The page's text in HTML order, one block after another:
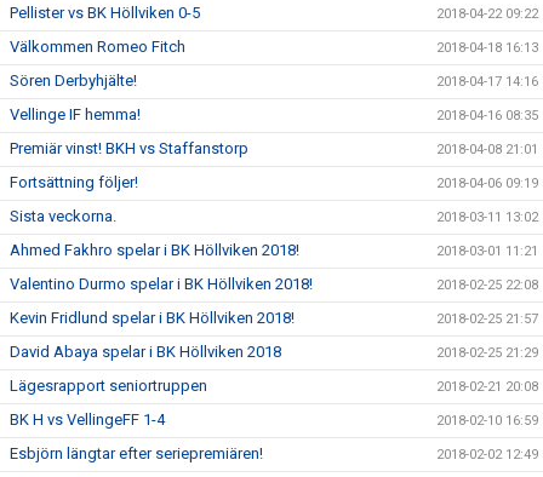
Pellister vs BK Höllviken 0-5 2018-04-22 09:22
Välkommen Romeo Fitch 2018-04-18 16:13
Sören Derbyhjälte! 2018-04-17 14:16
Vellinge IF hemma! 2018-04-16 08:35
Premiär vinst! BKH vs Staffanstorp 2018-04-08 21:01
Fortsättning följer! 2018-04-06 09:19
Sista veckorna. 2018-03-11 13:02
Ahmed Fakhro spelar i BK Höllviken 2018! 2018-03-01 11:21
Valentino Durmo spelar i BK Höllviken 2018! 2018-02-25 22:08
Kevin Fridlund spelar i BK Höllviken 2018! 2018-02-25 21:57
David Abaya spelar i BK Höllviken 2018 2018-02-25 21:29
Lägesrapport seniortruppen 2018-02-21 20:08
BK H vs VellingeFF 1-4 2018-02-10 16:59
Esbjörn längtar efter seriepremiären! 2018-02-02 12:49